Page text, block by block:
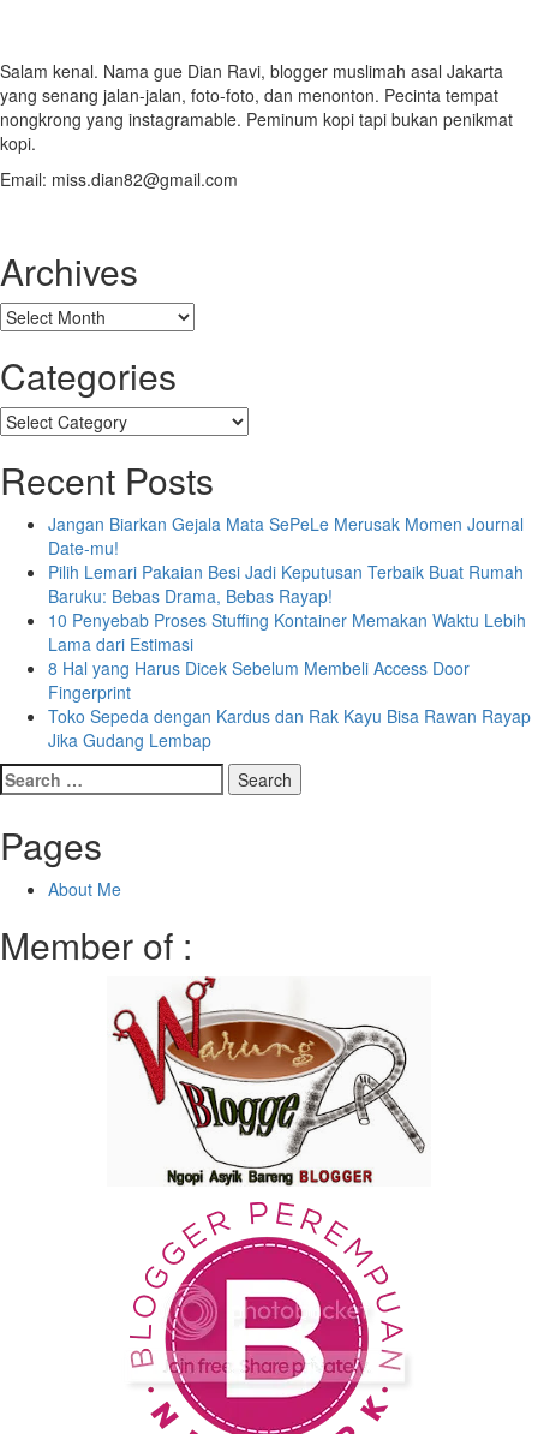
Salam kenal. Nama gue Dian Ravi, blogger muslimah asal Jakarta
yang senang jalan-jalan, foto-foto, dan menonton. Pecinta tempat
nongkrong yang instagramable. Peminum kopi tapi bukan penikmat
kopi.
Email: miss.dian82@gmail.com
Archives
Archives
Categories
Categories
Recent Posts
Jangan Biarkan Gejala Mata SePeLe Merusak Momen Journal
Date-mu!
Pilih Lemari Pakaian Besi Jadi Keputusan Terbaik Buat Rumah
Baruku: Bebas Drama, Bebas Rayap!
10 Penyebab Proses Stuffing Kontainer Memakan Waktu Lebih
Lama dari Estimasi
8 Hal yang Harus Dicek Sebelum Membeli Access Door
Fingerprint
Toko Sepeda dengan Kardus dan Rak Kayu Bisa Rawan Rayap
Jika Gudang Lembap
Search
for:
Pages
About Me
Member of :